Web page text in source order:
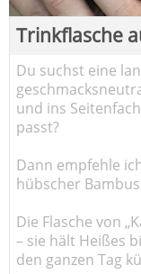
Trinkflasche
Du suchst eine
und ins
passt?
Dann empfehle
hübscher
Die Flasche von
– sie hält Heißes
den ganzen Tag